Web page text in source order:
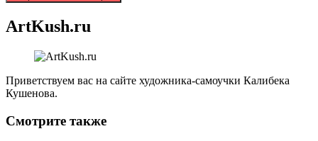
ArtKush.ru
Приветствуем вас на сайте художника-самоучки Калибека
Кушенова.
Смотрите также